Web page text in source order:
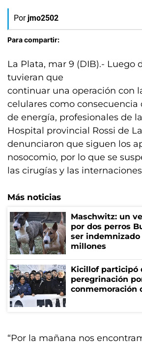
Por jmo2502
Para compartir:
La Plata, mar 9 (DIB).- Luego
tuvieran que
continuar una operación con
celulares como consecuencia
de energía, profesionales de
Hospital provincial Rossi de
denunciaron que siguen los
nosocomio, por lo que se
las cirugías y las
Más noticias
Maschwitz: un
por dos perros
ser indemnizado
millones
Kicillof participó
peregrinación
conmemoración
“Por la mañana nos